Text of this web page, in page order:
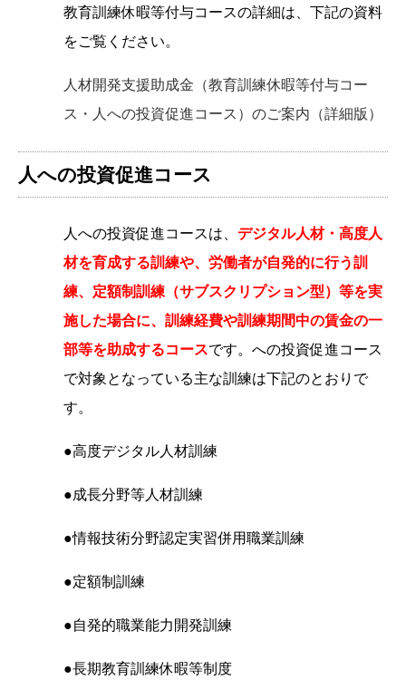
教育訓練休暇等付与コースの詳細は、下記の資料
をご覧ください。
人材開発支援助成金（教育訓練休暇等付与コー
ス・人への投資促進コース）のご案内（詳細版）
人への投資促進コース
人への投資促進コースは、 デジタル人材・高度人
材を育成する訓練や、労働者が自発的に行う訓
練、定額制訓練（サブスクリプション型）等を実
施した場合に、訓練経費や訓練期間中の賃金の一
部等を助成するコースです。への投資促進コース
で対象となっている主な訓練は下記のとおりで
す。
●高度デジタル人材訓練
●成長分野等人材訓練
●情報技術分野認定実習併用職業訓練
●定額制訓練
●自発的職業能力開発訓練
●長期教育訓練休暇等制度